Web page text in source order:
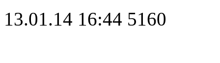
13.01.14 16:44 5160